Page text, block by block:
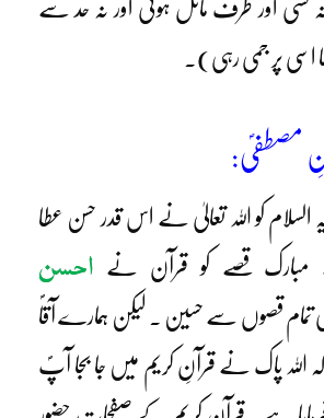
کسی اور طرف مائل ہوئی اور نہ حد سے
اسی پر جمی رہی)۔
مصطفیؐ:
کو اللہ تعالیٰ نے اس قدر حسن عطا
قصے کو قرآن نے احسن
تمام قصوں سے حسین ۔ لیکن ہمارے آقاؐ
کہ اللہ پاک نے قرآنِ کریم میں جا بجا آپؐ